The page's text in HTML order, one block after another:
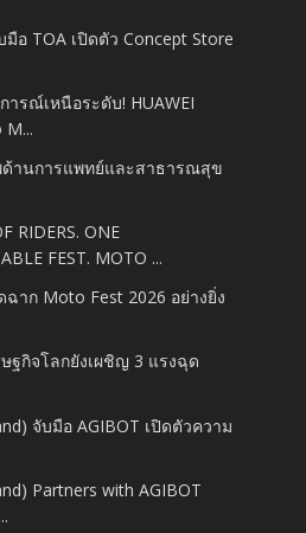
มือ TOA เปิดตัว Concept Store
ารณ์เหนือระดับ! HUAWEI
M...
านการแพทย์และสาธารณสุข
RIDERS. ONE
FEST. MOTO ...
ฉาก Moto Fest 2026 อย่างยิ่ง
ฐกิจโลกยังเผชิญ 3 แรงฉุด
จับมือ AGIBOT เปิดตัวความ
Partners with AGIBOT